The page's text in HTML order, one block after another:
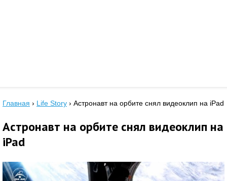
Главная › Life Story › Астронавт на орбите снял видеоклип на iPad
Астронавт на орбите снял видеоклип на
iPad